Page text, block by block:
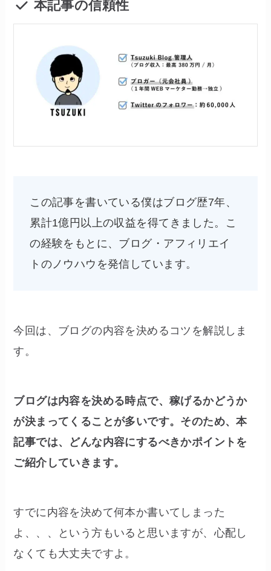
本記事の信頼性
この記事を書いている僕はブログ歴7年、
累計1億円以上の収益を得てきました。こ
の経験をもとに、ブログ・アフィリエイ
トのノウハウを発信しています。
今回は、ブログの内容を決めるコツを解説しま
す。
ブログは内容を決める時点で、稼げるかどうか
が決まってくることが多いです。そのため、本
記事では、どんな内容にするべきかポイントを
ご紹介していきます。
すでに内容を決めて何本か書いてしまった
よ、、、という方もいると思いますが、心配し
なくても大丈夫ですよ。